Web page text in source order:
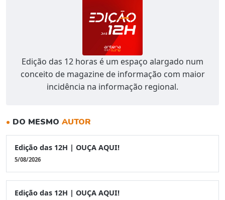
Edição das 12 horas é um espaço alargado num
conceito de magazine de informação com maior
incidência na informação regional.
• DO MESMO AUTOR
Edição das 12H | OUÇA AQUI!
5/08/2026
Edição das 12H | OUÇA AQUI!